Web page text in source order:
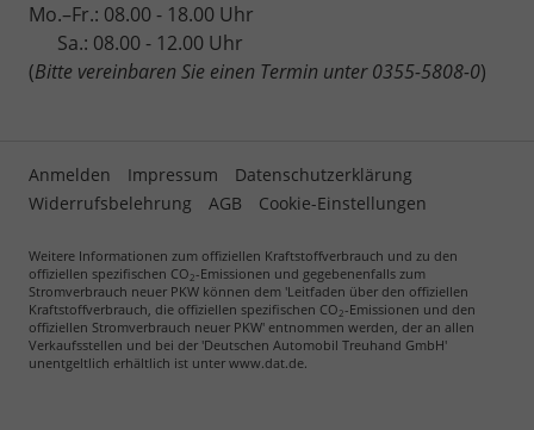
Mo.–Fr.: 08.00 - 18.00 Uhr
Sa.: 08.00 - 12.00 Uhr
(Bitte vereinbaren Sie einen Termin unter 0355-5808-0)
Anmelden Impressum
Datenschutzerklärung
Widerrufsbelehrung
AGB Cookie-Einstellungen
Weitere Informationen zum offiziellen Kraftstoffverbrauch und zu den
offiziellen spezifischen CO 2-Emissionen und gegebenenfalls zum
Stromverbrauch neuer PKW können dem 'Leitfaden über den offiziellen
Kraftstoffverbrauch, die offiziellen spezifischen CO 2-Emissionen und den
offiziellen Stromverbrauch neuer PKW' entnommen werden, der an allen
Verkaufsstellen und bei der 'Deutschen Automobil Treuhand GmbH'
unentgeltlich erhältlich ist unter www.dat.de.